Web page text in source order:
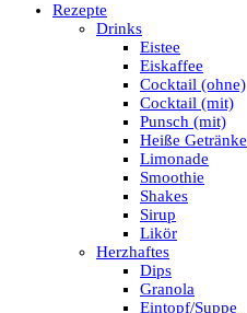
Rezepte
Drinks
Eistee
Eiskaffee
Cocktail (ohne)
Cocktail (mit)
Punsch (mit)
Heiße Getränke
Limonade
Smoothie
Shakes
Sirup
Likör
Herzhaftes
Dips
Granola
Eintopf/Suppe